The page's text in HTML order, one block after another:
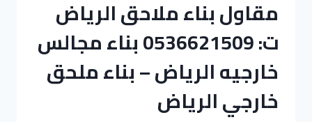
مقاول بناء ملاحق الرياض
ت: 0536621509 بناء مجالس
خارجيه الرياض – بناء ملحق
خارجي الرياض